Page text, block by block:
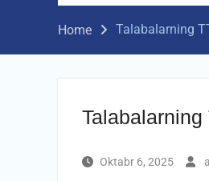
Home Talabalarning
Oktabr 6, 2025